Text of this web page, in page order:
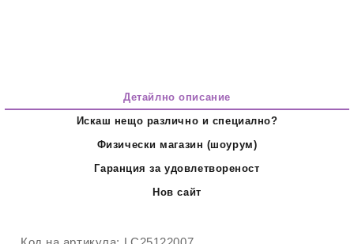
Детайлно описание
Искаш нещо различно и специално?
Физически магазин (шоурум)
Гаранция за удовлетвореност
Нов сайт